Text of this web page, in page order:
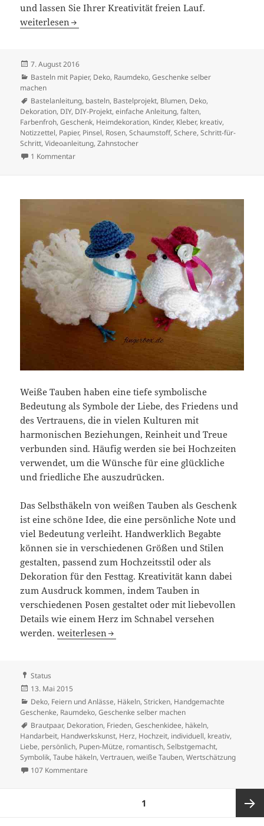
und lassen Sie Ihrer Kreativität freien Lauf.
DIY Bunte Rosen aus Notizzetteln
weiterlesen
Veröffentlicht
am
7. August 2016
Kategorien
Basteln mit Papier, Deko, Raumdeko, Geschenke selber
machen
Schlagwörter
Bastelanleitung, basteln, Bastelprojekt, Blumen, Deko,
Dekoration, DIY, DIY-Projekt,einfache Anleitung,falten,
Farbenfroh,Geschenk, Heimdekoration, Kinder, Kleber, kreativ,
Notizzettel, Papier, Pinsel, Rosen,Schaumstoff,Schere,Schritt-für-
Schritt,Videoanleitung,Zahnstocher
1 Kommentarzu DIY Bunte Rosen aus Notizzetteln
Weiße Tauben haben eine tiefe symbolische
Bedeutung als Symbole der Liebe, des Friedens und
des Vertrauens, die in vielen Kulturen mit
harmonischen Beziehungen, Reinheit und Treue
verbunden sind. Häufig werden sie bei Hochzeiten
verwendet, um die Wünsche für eine glückliche
und friedliche Ehe auszudrücken.
Das Selbsthäkeln von weißen Tauben als Geschenk
ist eine schöne Idee, die eine persönliche Note und
viel Bedeutung verleiht. Handwerklich Begabte
können sie in verschiedenen Größen und Stilen
gestalten, passend zum Hochzeitsstil oder als
Dekoration für den Festtag. Kreativität kann dabei
zum Ausdruck kommen, indem Tauben in
verschiedenen Posen gestaltet oder mit liebevollen
Details wie einem Herz im Schnabel versehen
werden.Weiße Tauben häkeln: Symbol der Liebe und
weiterlesen
Format
Status
Veröffentlicht
am
13. Mai 2015
Kategorien
Deko, Feiern und Anlässe, Häkeln, Stricken, Handgemachte
Geschenke, Raumdeko, Geschenke selber machen
Schlagwörter
Brautpaar, Dekoration, Frieden,Geschenkidee, häkeln,
Handarbeit, Handwerkskunst, Herz, Hochzeit, individuell, kreativ,
Liebe, persönlich, Pupen-Mütze, romantisch,Selbstgemacht,
Symbolik,Taube häkeln,Vertrauen,weiße Tauben,Wertschätzung
107 Kommentare
1